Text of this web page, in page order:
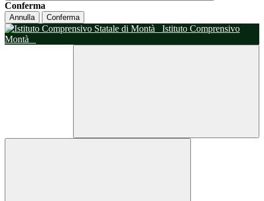
Conferma
Annulla Conferma
Istituto Comprensivo
Montà